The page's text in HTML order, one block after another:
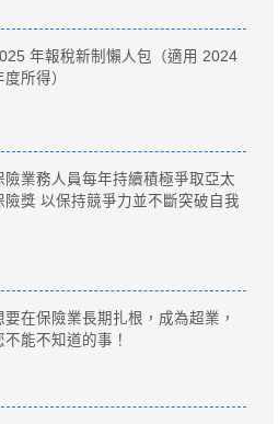
年報稅新制懶人包（適用 2024
度所得）
險業務人員每年持續積極爭取亞太
險獎 以保持競爭力並不斷突破自我
要在保險業長期扎根，成為超業，
不能不知道的事！